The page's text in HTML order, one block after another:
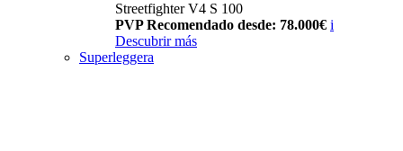
Streetfighter V4 S 100
PVP Recomendado desde: 78.000€ i
Descubrir más
Superleggera